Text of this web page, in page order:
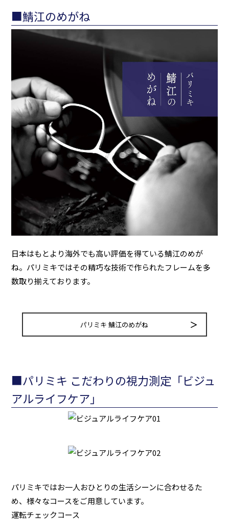
■鯖江のめがね
日本はもとより海外でも高い評価を得ている鯖江のめが
ね。パリミキではその精巧な技術で作られたフレームを多
数取り揃えております。
パリミキ 鯖江のめがね
■パリミキ こだわりの視力測定「ビジュ
アルライフケア」
パリミキではお一人おひとりの生活シーンに合わせるた
め、様々なコースをご用意しています。
運転チェックコース